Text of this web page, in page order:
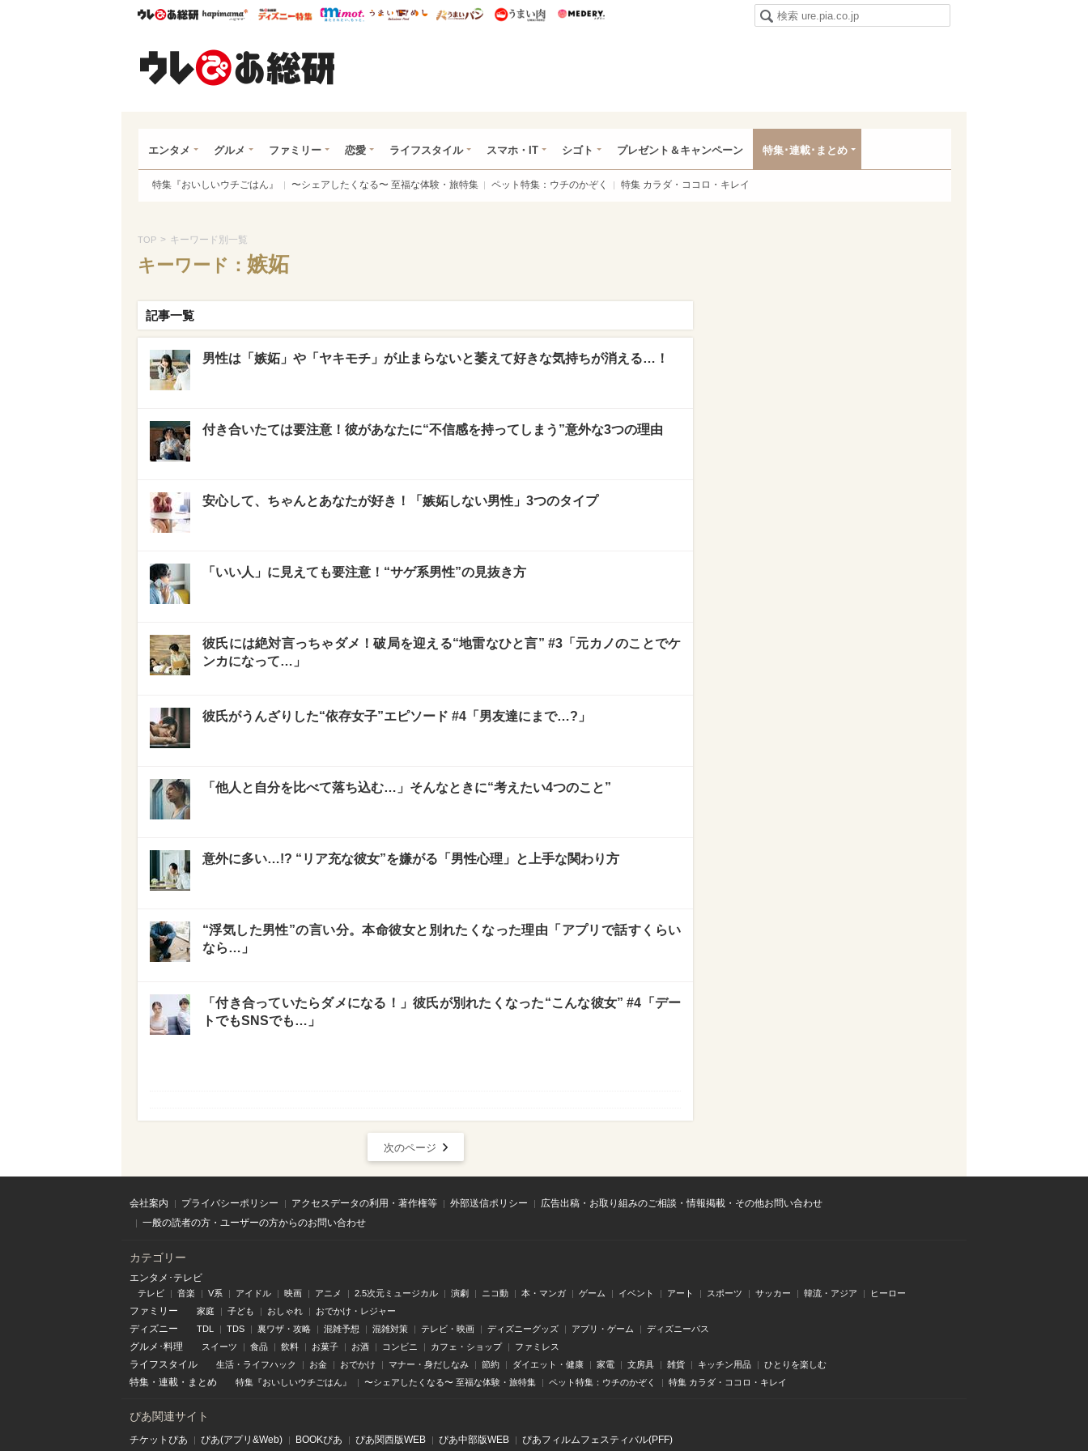
ウレぴあ総研ハピママ* ウレぴあ総研 ディズニー特集
mimot. うまいめし うまいパン うまい肉
エンタメ グルメ ファミリー 恋愛 ライフスタイル スマホ・IT シゴト プレゼント＆キャンペーン 特集･連載･まとめ
特集『おいしいウチごはん』 〜シェアしたくなる〜 至福な体験・旅特集 ペット特集：ウチのかぞく 特集 カラダ・ココロ・キレイ
TOP > キーワード別一覧
キーワード： 嫉妬
記事一覧
男性は「嫉妬」や「ヤキモチ」が止まらないと萎えて好きな気持ちが消える…！
付き合いたては要注意！彼があなたに“不信感を持ってしまう”意外な3つの理由
安心して、ちゃんとあなたが好き！「嫉妬しない男性」3つのタイプ
「いい人」に見えても要注意！“サゲ系男性”の見抜き方
彼氏には絶対言っちゃダメ！破局を迎える“地雷なひと言” #3「元カノのことでケ
ンカになって…」
彼氏がうんざりした“依存女子”エピソード #4「男友達にまで…?」
「他人と自分を比べて落ち込む…」そんなときに“考えたい4つのこと”
意外に多い…!? “リア充な彼女”を嫌がる「男性心理」と上手な関わり方
“浮気した男性”の言い分。本命彼女と別れたくなった理由「アプリで話すくらい
なら…」
「付き合っていたらダメになる！」彼氏が別れたくなった“こんな彼女” #4「デー
トでもSNSでも…」
次のページ
会社案内 プライバシーポリシー アクセスデータの利用・著作権等 外部送信ポリシー
広告出稿・お取り組みのご相談・情報掲載・その他お問い合わせ
一般の読者の方・ユーザーの方からのお問い合わせ
カテゴリー
エンタメ･テレビ
テレビ 音楽 V系 アイドル 映画 アニメ 2.5次元ミュージカル 演劇 ニコ動 本・マンガ ゲーム イベント アート スポーツ サッカー 韓流・アジア ヒーロー
ファミリー 家庭 子ども おしゃれ おでかけ・レジャー
ディズニー TDL TDS 裏ワザ・攻略 混雑予想 混雑対策 テレビ・映画 ディズニーグッズ アプリ・ゲーム ディズニーパス
グルメ･料理 スイーツ 食品 飲料 お菓子 お酒 コンビニ カフェ・ショップ ファミレス
ライフスタイル 生活・ライフハック お金 おでかけ マナー・身だしなみ 節約 ダイエット・健康 家電 文房具 雑貨 キッチン用品 ひとりを楽しむ
特集 ・ 連載 ・ まとめ 特集『おいしいウチごはん』 〜シェアしたくなる〜 至福な体験・旅特集 ペット特集：ウチのかぞく 特集 カラダ・ココロ・キレイ
ぴあ関連サイト
チケットぴあ ぴあ(アプリ&Web) BOOKぴあ ぴあ関⻄版WEB ぴあ中部版WEB ぴあフィルムフェスティバル(PFF)